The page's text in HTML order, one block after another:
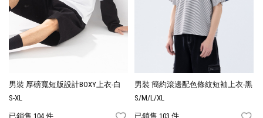
男裝 厚磅寬短版設計BOXY上衣-白
S-XL
已銷售 104 件
男裝 簡約滾邊配色條紋短袖上衣-黑
S/M/L/XL
已銷售 103 件